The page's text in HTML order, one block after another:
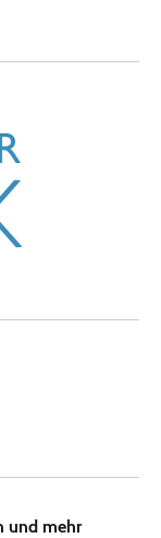
und mehr